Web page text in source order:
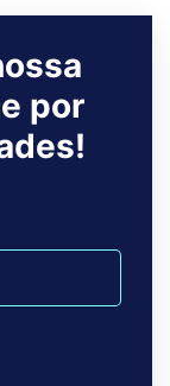
por